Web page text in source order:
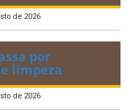
de 2026
por
limpeza
de 2026